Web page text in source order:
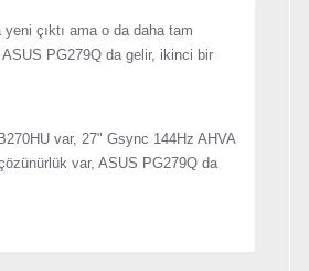
çıktı ama o da daha tam
ASUS PG279Q da gelir, ikinci bir
var, 27" Gsync 144Hz AHVA
var, ASUS PG279Q da